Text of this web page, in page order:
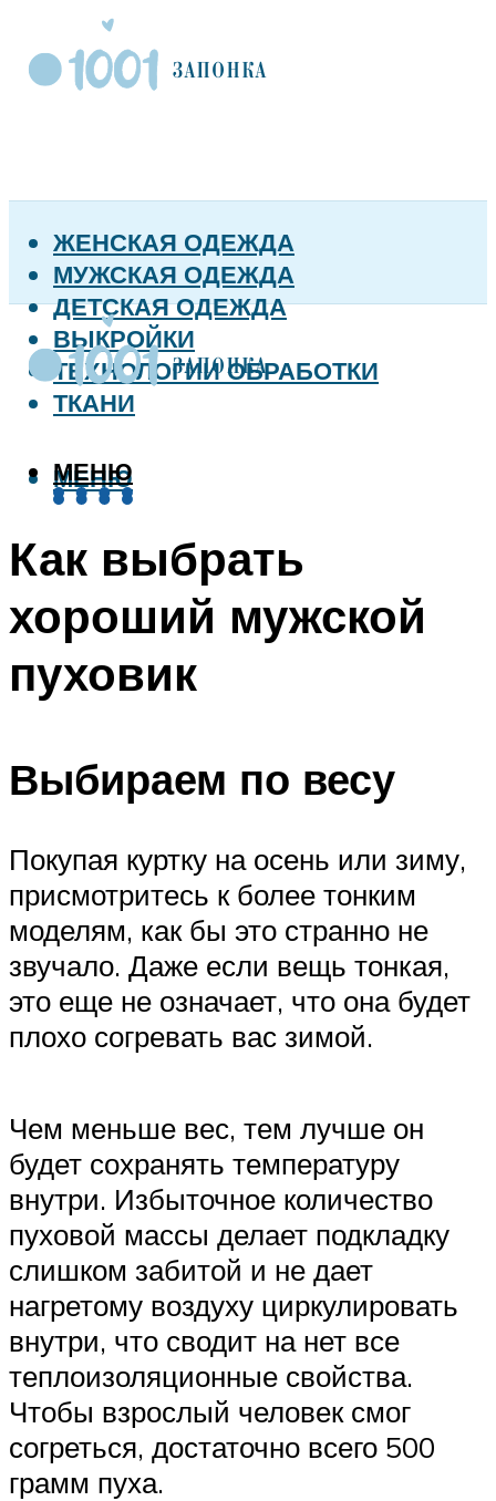
ЖЕНСКАЯ ОДЕЖДА
МУЖСКАЯ ОДЕЖДА
ДЕТСКАЯ ОДЕЖДА
ВЫКРОЙКИ
ТЕХНОЛОГИИ ОБРАБОТКИ
ТКАНИ
МЕНЮ
МЕНЮ
Как выбрать
хороший мужской
пуховик
Выбираем по весу
Покупая куртку на осень или зиму,
присмотритесь к более тонким
моделям, как бы это странно не
звучало. Даже если вещь тонкая,
это еще не означает, что она будет
плохо согревать вас зимой.
Чем меньше вес, тем лучше он
будет сохранять температуру
внутри. Избыточное количество
пуховой массы делает подкладку
слишком забитой и не дает
нагретому воздуху циркулировать
внутри, что сводит на нет все
теплоизоляционные свойства.
Чтобы взрослый человек смог
согреться, достаточно всего 500
грамм пуха.